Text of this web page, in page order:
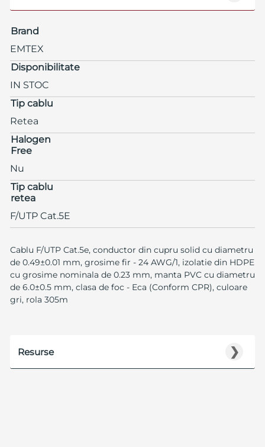
Brand
EMTEX
Disponibilitate
IN STOC
Tip cablu
Retea
Halogen
Free
Nu
Tip cablu
retea
F/UTP Cat.5E
Cablu F/UTP Cat.5e, conductor din cupru solid cu diametru
de 0.49±0.01 mm, grosime fir - 24 AWG/1, izolatie din HDPE
cu grosime nominala de 0.23 mm, manta PVC cu diametru
de 6.0±0.5 mm, clasa de foc - Eca (Conform CPR), culoare
gri, rola 305m
❯
Resurse